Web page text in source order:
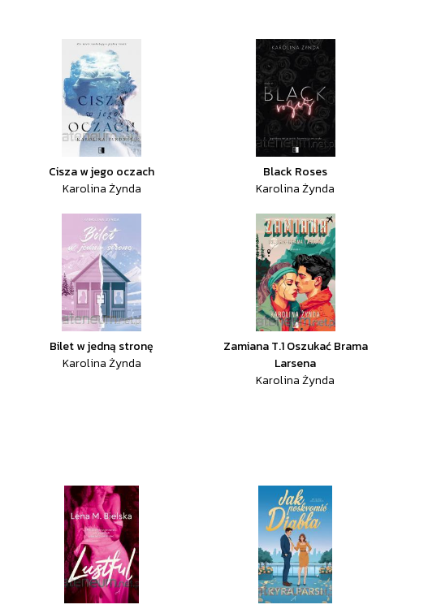
Cisza w jego oczach
Karolina Żynda
Black Roses
Karolina Żynda
Bilet w jedną stronę
Karolina Żynda
Zamiana T.1 Oszukać Brama
Larsena
Karolina Żynda